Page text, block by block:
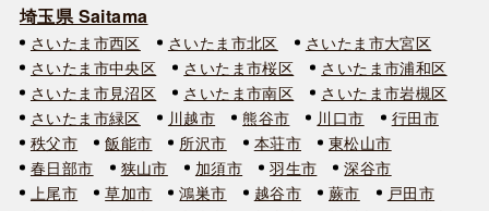
埼玉県 Saitama
さいたま市西区 さいたま市北区
さいたま市大宮区
さいたま市中央区
さいたま市桜区
さいたま市浦和区
さいたま市見沼区
さいたま市南区
さいたま市岩槻区
さいたま市緑区
川越市 熊谷市 川口市
行田市
秩父市
飯能市 所沢市 本荘市
東松山市
春日部市
狭山市 加須市 羽生市
深谷市
上尾市
草加市 鴻巣市 越谷市 蕨市
戸田市